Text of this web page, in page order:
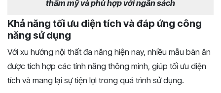
thẩm mỹ và phù hợp với ngân sách
Khả năng tối ưu diện tích và đáp ứng công
năng sử dụng
Với xu hướng nội thất đa năng hiện nay, nhiều mẫu bàn ăn
được tích hợp các tính năng thông minh, giúp tối ưu diện
tích và mang lại sự tiện lợi trong quá trình sử dụng.